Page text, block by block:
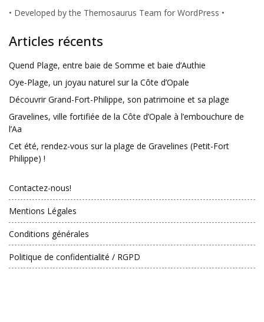
• Developed by the Themosaurus Team for WordPress •
Articles récents
Quend Plage, entre baie de Somme et baie d’Authie
Oye-Plage, un joyau naturel sur la Côte d’Opale
Découvrir Grand-Fort-Philippe, son patrimoine et sa plage
Gravelines, ville fortifiée de la Côte d’Opale à l’embouchure de
l’Aa
Cet été, rendez-vous sur la plage de Gravelines (Petit-Fort
Philippe) !
Contactez-nous!
Mentions Légales
Conditions générales
Politique de confidentialité / RGPD